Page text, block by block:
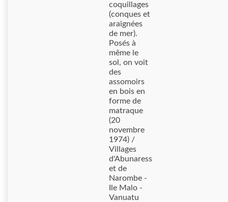
coquillages
(conques et
araignées
de mer).
Posés à
même le
sol, on voit
des
assomoirs
en bois en
forme de
matraque
(20
novembre
1974) /
Villages
d'Abunaress
et de
Narombe -
Ile Malo -
Vanuatu